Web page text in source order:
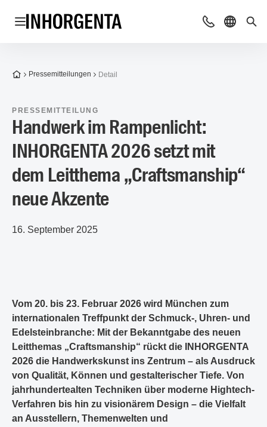
Navigation öffnen Beratung &
Sprache
Zur Startseite
Pressemitteilungen Detail
PRESSEMITTEILUNG
Handwerk im Rampenlicht:
INHORGENTA 2026 setzt mit
dem Leitthema „Craftsmanship“
neue Akzente
16. September 2025
Vom 20. bis 23. Februar 2026 wird München zum
internationalen Treffpunkt der Schmuck-, Uhren- und
Edelsteinbranche: Mit der Bekanntgabe des neuen
Leitthemas „Craftsmanship“ rückt die INHORGENTA
2026 die Handwerkskunst ins Zentrum – als Ausdruck
von Qualität, Können und gestalterischer Tiefe. Von
jahrhundertealten Techniken über moderne Hightech-
Verfahren bis hin zu visionärem Design – die Vielfalt
an Ausstellern, Themenwelten und